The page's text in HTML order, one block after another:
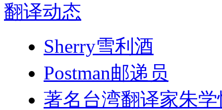
翻译动态
Sherry雪利酒
Postman邮递员
著名台湾翻译家朱